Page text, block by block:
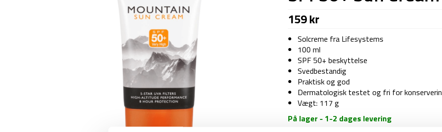
159kr
Solcreme fra Lifesystems
100 ml
SPF 50+ beskyttelse
Svedbestandig
Praktisk og god
Dermatologisk testet og fri for
Vægt: 117 g
På lager - 1-2 dages levering